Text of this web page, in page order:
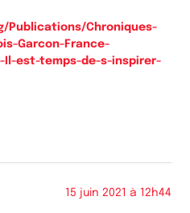
Publications/Chroniques-
Garcon-France-
est-temps-de-s-inspirer-
15 juin 2021 à 12h44